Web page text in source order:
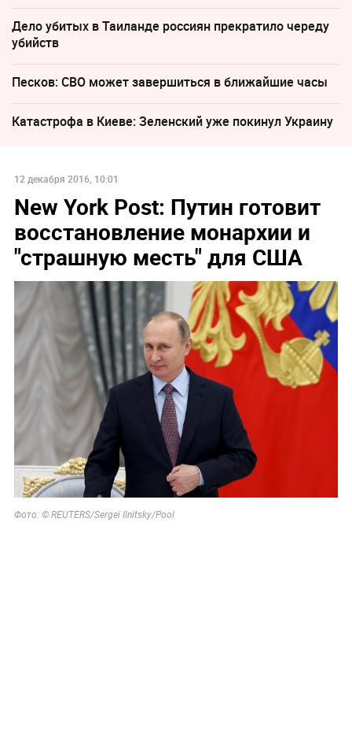
Дело убитых в Таиланде россиян прекратило череду
убийств
Песков: СВО может завершиться в ближайшие часы
Катастрофа в Киеве: Зеленский уже покинул Украину
12 декабря 2016, 10:01
New York Post: Путин готовит
восстановление монархии и
"страшную месть" для США
Фото: © REUTERS/Sergei Ilnitsky/Pool